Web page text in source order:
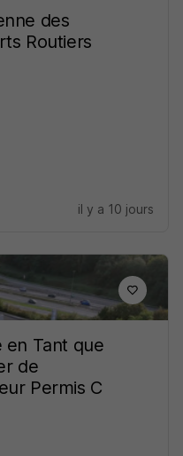
des
Routiers
il y a 10 jours
en Tant que
de
Permis C